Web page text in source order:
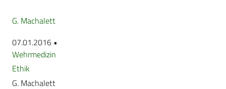
G. Machalett
07.01.2016 •
Wehrmedizin
Ethik
G. Machalett